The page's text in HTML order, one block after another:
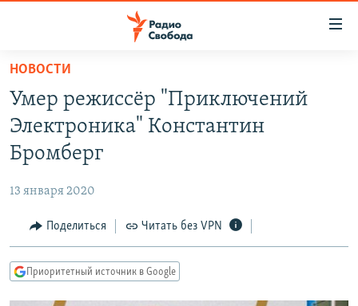
упрощенного
доступа
Вернуться
основному
Вернутся
Вернутся
ПОДКАСТЫ
АВТОРСКИЕ ПРОЕКТЫ
МНЕНИЯ
КУЛЬТУРА
КАВКАЗ.РЕАЛИИ
НОВОСТИ
Умер режиссёр "Приключений
Электроника" Константин
Бромберг
13 января 2020
Поделиться Читать без VPN
Приоритетный источник в Google